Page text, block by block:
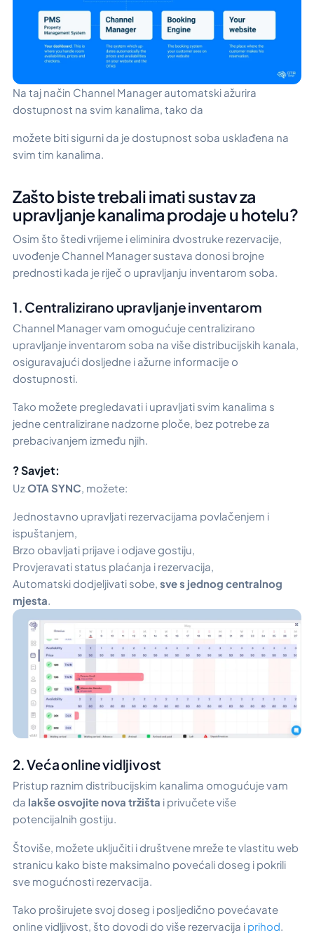
Na taj način Channel Manager automatski ažurira
dostupnost na svim kanalima, tako da
možete biti sigurni da je dostupnost soba usklađena na
svim tim kanalima.
Zašto biste trebali imati sustav za
upravljanje kanalima prodaje u hotelu?
Osim što štedi vrijeme i eliminira dvostruke rezervacije,
uvođenje Channel Manager sustava donosi brojne
prednosti kada je riječ o upravljanju inventarom soba.
1. Centralizirano upravljanje inventarom
Channel Manager vam omogućuje centralizirano
upravljanje inventarom soba na više distribucijskih kanala,
osiguravajući dosljedne i ažurne informacije o
dostupnosti.
Tako možete pregledavati i upravljati svim kanalima s
jedne centralizirane nadzorne ploče, bez potrebe za
prebacivanjem između njih.
? Savjet:
UzOTA SYNC, možete:
Jednostavno upravljati rezervacijama povlačenjem i
ispuštanjem,
Brzo obavljati prijave i odjave gostiju,
Provjeravati status plaćanja i rezervacija,
Automatski dodjeljivati sobe, sve s jednog centralnog
mjesta.
2. Veća online vidljivost
Pristup raznim distribucijskim kanalima omogućuje vam
da lakše osvojite nova tržišta i privučete više
potencijalnih gostiju.
Štoviše, možete uključiti i društvene mreže te vlastitu web
stranicu kako biste maksimalno povećali doseg i pokrili
sve mogućnosti rezervacija.
Tako proširujete svoj doseg i posljedično povećavate
online vidljivost, što dovodi do više rezervacija i prihod.